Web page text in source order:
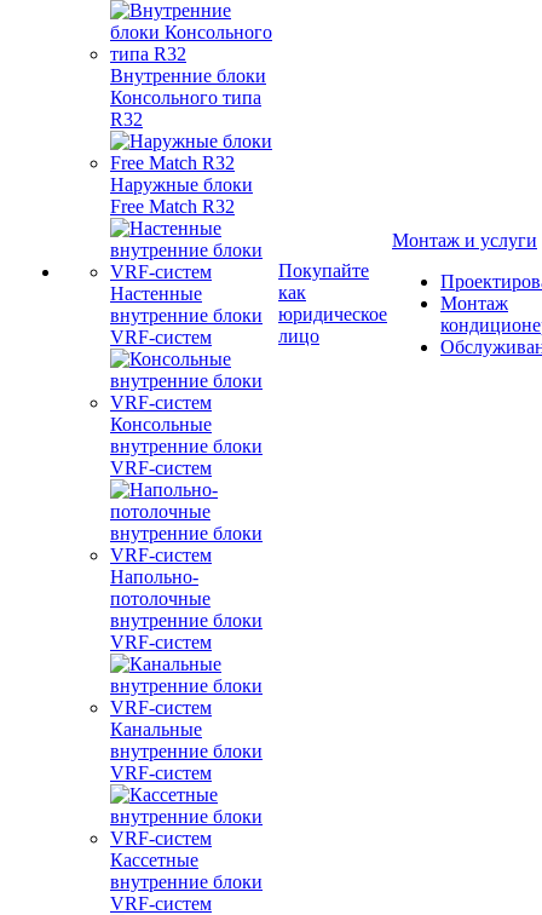
Внутренние блоки
Консольного типа
R32
Наружные блоки
Free Match R32
Настенные
внутренние блоки
VRF-систем
Консольные
внутренние блоки
VRF-систем
Напольно-
потолочные
внутренние блоки
VRF-систем
Канальные
внутренние блоки
VRF-систем
Кассетные
внутренние блоки
VRF-систем
Покупайте
как
юридическое
лицо
Монтаж и услуги
Монтаж